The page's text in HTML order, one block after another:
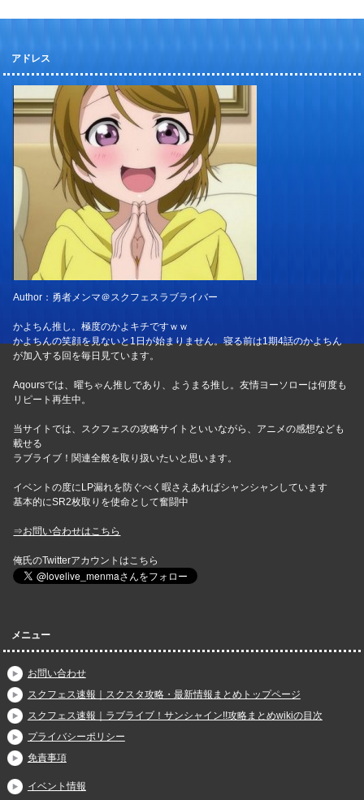
アドレス
Author：勇者メンマ＠スクフェスラブライバー
かよちん推し。極度のかよキチですｗｗ
かよちんの笑顔を見ないと1日が始まりません。寝る前は1期4話のかよちん
が加入する回を毎日見ています。
Aqoursでは、曜ちゃん推しであり、ようまる推し。友情ヨーソローは何度も
リピート再生中。
当サイトでは、スクフェスの攻略サイトといいながら、アニメの感想なども
載せる
ラブライブ！関連全般を取り扱いたいと思います。
イベントの度にLP漏れを防ぐべく暇さえあればシャンシャンしています
基本的にSR2枚取りを使命として奮闘中
⇒お問い合わせはこちら
俺氏のTwitterアカウントはこちら
メニュー
お問い合わせ
スクフェス速報｜スクスタ攻略・最新情報まとめトップページ
スクフェス速報｜ラブライブ！サンシャイン!!攻略まとめwikiの目次
プライバシーポリシー
免責事項
イベント情報